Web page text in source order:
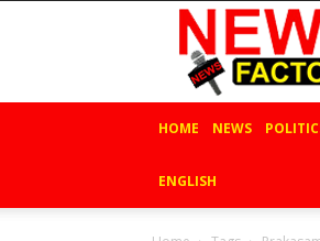
HOME NEWS
ENGLISH